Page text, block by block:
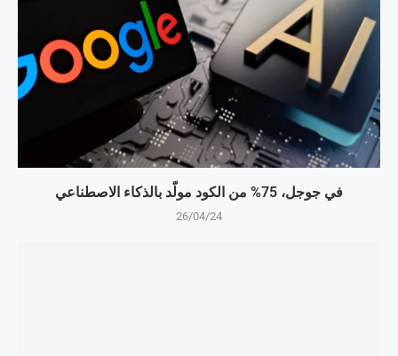
في جوجل، 75% من الكود مولّد بالذكاء الاصطناعي
26/04/24